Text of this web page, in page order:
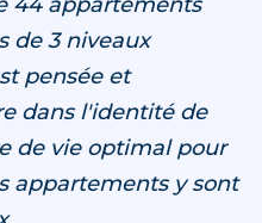
de 3 niveaux
pensée et
dans l'identité de
de vie optimal pour
appartements y sont